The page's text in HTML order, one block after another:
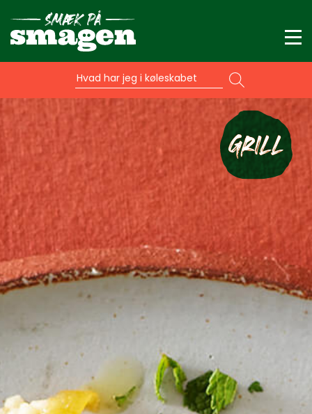
Hvad har jeg i køleskabet
GRILL